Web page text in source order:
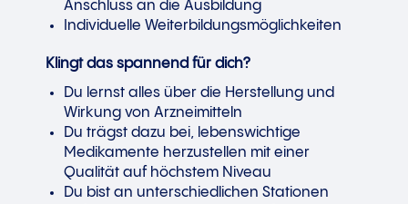
Anschluss an die Ausbildung
Individuelle Weiterbildungsmöglichkeiten
Klingt das spannend für dich?
Du lernst alles über die Herstellung und
Wirkung von Arzneimitteln
Du trägst dazu bei, lebenswichtige
Medikamente herzustellen mit einer
Qualität auf höchstem Niveau
Du bist an unterschiedlichen Stationen